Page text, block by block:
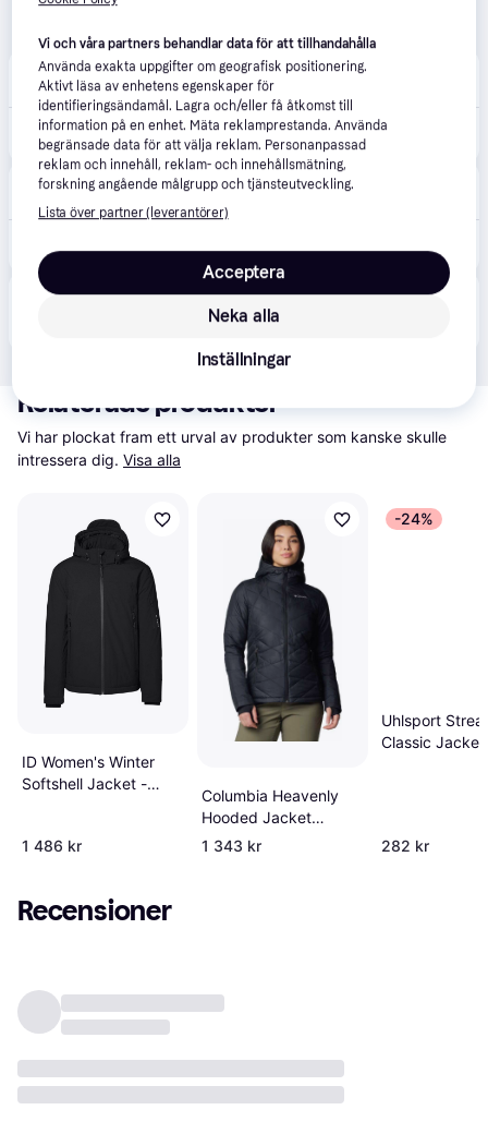
Houdini
Fri frakt
Houdini W's Dunfri, True Black, XL 3 200 kr
Eller 1 102 kr/mån
Hardloop
3 179 kr
Produkten finns även hos 1 butik som valt att inte
samarbeta med PriceRunner.
Relaterade produkter
Vi har plockat fram ett urval av produkter som kanske skulle
intressera dig. Visa alla
ID Women's Winter
Softshell Jacket -
1 486 kr
Columbia Heavenly
Hooded Jacket
Syntetjacka - Black
1 343 kr
-24%
Uhlsport
Classic Jacket
282 kr
Recensioner
Vi och våra partners behandlar data för att tillhandahålla
Använda exakta uppgifter om geografisk positionering.
Aktivt läsa av enhetens egenskaper för
identifieringsändamål. Lagra och/eller få åtkomst till
information på en enhet. Mäta reklamprestanda. Använda
begränsade data för att välja reklam. Personanpassad
reklam och innehåll, reklam- och innehållsmätning,
forskning angående målgrupp och tjänsteutveckling.
Lista över partner (leverantörer)
Neka alla
Acceptera
Inställningar